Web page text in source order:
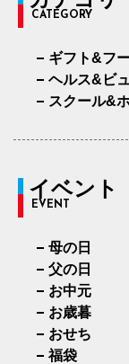
CATEGORY
ギフト&フ
ヘルス&ビ
スクール&
イベント
EVENT
母の日
父の日
お中元
お歳暮
おせち
福袋